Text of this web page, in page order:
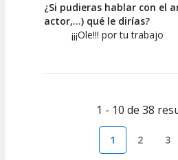
¿Si pudieras hablar con el
actor,...) qué le dirías?
¡¡¡Ole!!! por tu trabajo
1 - 10 de 38
1 2 3